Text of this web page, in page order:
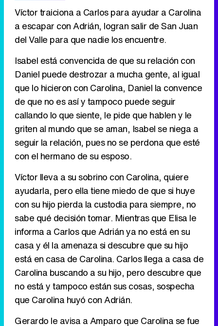
Tráiler de '33 días', la nueva serie de Atresplayer con Julián Villagrán y José Manuel Poga
Tráiler en catalán de 'Ravalear', la nueva serie de HBO Max sobre los fondos buitre
Tráiler de la tercera temporada de 'The Walking Dead: Dead City' de AMC+
Canción ganadora de Eurovisión 2026: DARA con "Bangaranga" por Bulgaria
Víctor traiciona a Carlos para ayudar a Carolina
a escapar con Adrián, logran salir de San Juan
del Valle para que nadie los encuentre.
Isabel está convencida de que su relación con
Daniel puede destrozar a mucha gente, al igual
que lo hicieron con Carolina, Daniel la convence
de que no es así y tampoco puede seguir
callando lo que siente, le pide que hablen y le
griten al mundo que se aman, Isabel se niega a
seguir la relación, pues no se perdona que esté
con el hermano de su esposo.
Víctor lleva a su sobrino con Carolina, quiere
ayudarla, pero ella tiene miedo de que si huye
con su hijo pierda la custodia para siempre, no
sabe qué decisión tomar. Mientras que Elisa le
informa a Carlos que Adrián ya no está en su
casa y él la amenaza si descubre que su hijo
está en casa de Carolina. Carlos llega a casa de
Carolina buscando a su hijo, pero descubre que
no está y tampoco están sus cosas, sospecha
que Carolina huyó con Adrián.
Gerardo le avisa a Amparo que Carolina se fue